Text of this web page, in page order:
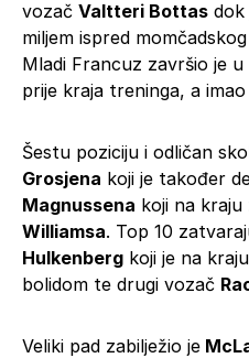
vozač Valtteri Bottas dok
miljem ispred
Mladi Francuz završio je
prije kraja treninga, a
Šestu poziciju i odličan
Grosjena koji je također
Magnussena koji na
Williamsa. Top 10
Hulkenberg koji je na
bolidom te drugi vozač
Veliki pad zabilježio je